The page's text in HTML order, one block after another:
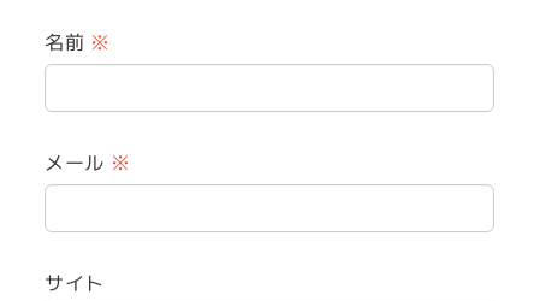
名前 ※
メール ※
サイト